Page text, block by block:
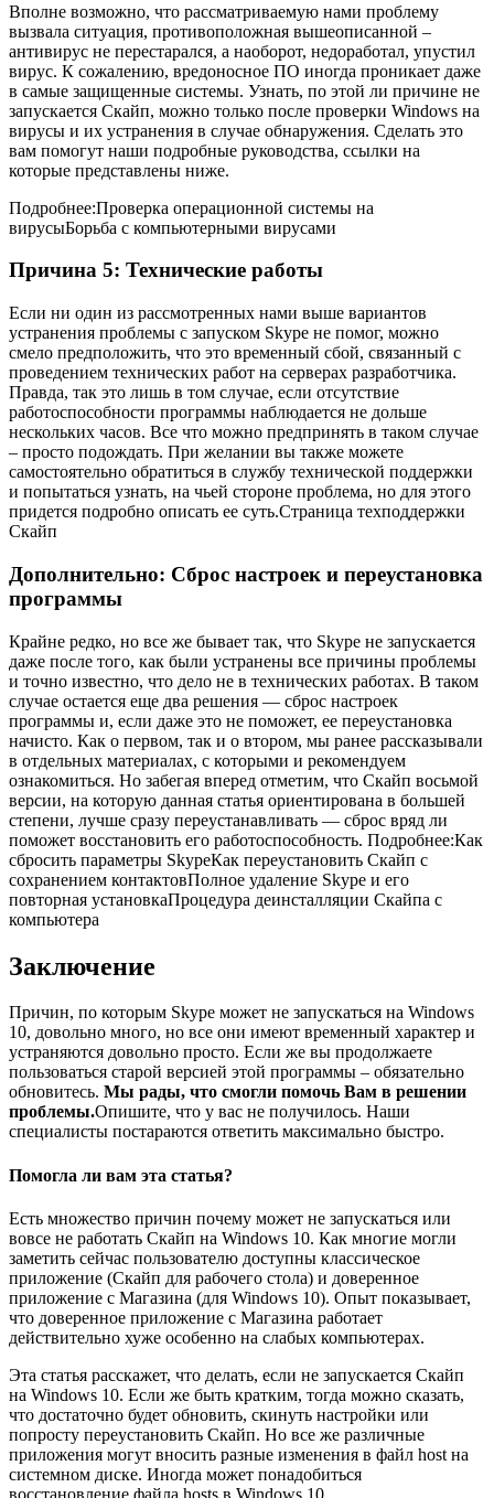
Вполне возможно, что рассматриваемую нами проблему
вызвала ситуация, противоположная вышеописанной –
антивирус не перестарался, а наоборот, недоработал, упустил
вирус. К сожалению, вредоносное ПО иногда проникает даже
в самые защищенные системы. Узнать, по этой ли причине не
запускается Скайп, можно только после проверки Windows на
вирусы и их устранения в случае обнаружения. Сделать это
вам помогут наши подробные руководства, ссылки на
которые представлены ниже.
Подробнее:Проверка операционной системы на
вирусыБорьба с компьютерными вирусами
Причина 5: Технические работы
Если ни один из рассмотренных нами выше вариантов
устранения проблемы с запуском Skype не помог, можно
смело предположить, что это временный сбой, связанный с
проведением технических работ на серверах разработчика.
Правда, так это лишь в том случае, если отсутствие
работоспособности программы наблюдается не дольше
нескольких часов. Все что можно предпринять в таком случае
– просто подождать. При желании вы также можете
самостоятельно обратиться в службу технической поддержки
и попытаться узнать, на чьей стороне проблема, но для этого
придется подробно описать ее суть.Страница техподдержки
Скайп
Дополнительно: Сброс настроек и переустановка
программы
Крайне редко, но все же бывает так, что Skype не запускается
даже после того, как были устранены все причины проблемы
и точно известно, что дело не в технических работах. В таком
случае остается еще два решения — сброс настроек
программы и, если даже это не поможет, ее переустановка
начисто. Как о первом, так и о втором, мы ранее рассказывали
в отдельных материалах, с которыми и рекомендуем
ознакомиться. Но забегая вперед отметим, что Скайп восьмой
версии, на которую данная статья ориентирована в большей
степени, лучше сразу переустанавливать — сброс вряд ли
поможет восстановить его работоспособность. Подробнее:Как
сбросить параметры SkypeКак переустановить Скайп с
сохранением контактовПолное удаление Skype и его
повторная установкаПроцедура деинсталляции Скайпа с
компьютера
Заключение
Причин, по которым Skype может не запускаться на Windows
10, довольно много, но все они имеют временный характер и
устраняются довольно просто. Если же вы продолжаете
пользоваться старой версией этой программы – обязательно
обновитесь. Мы рады, что смогли помочь Вам в решении
проблемы.Опишите, что у вас не получилось. Наши
специалисты постараются ответить максимально быстро.
Помогла ли вам эта статья?
Есть множество причин почему может не запускаться или
вовсе не работать Скайп на Windows 10. Как многие могли
заметить сейчас пользователю доступны классическое
приложение (Скайп для рабочего стола) и доверенное
приложение с Магазина (для Windows 10). Опыт показывает,
что доверенное приложение с Магазина работает
действительно хуже особенно на слабых компьютерах.
Эта статья расскажет, что делать, если не запускается Скайп
на Windows 10. Если же быть кратким, тогда можно сказать,
что достаточно будет обновить, скинуть настройки или
попросту переустановить Скайп. Но все же различные
приложения могут вносить разные изменения в файл host на
системном диске. Иногда может понадобиться
восстановление файла hosts в Windows 10.